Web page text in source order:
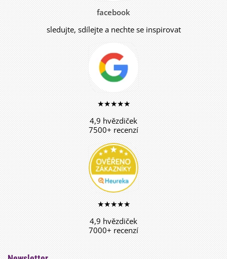
facebook
sledujte, sdílejte a nechte se inspirovat
★★★★★
4,9 hvězdiček
7500+ recenzí
★★★★★
4,9 hvězdiček
7000+ recenzí